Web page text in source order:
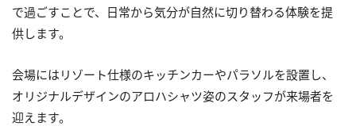
で過ごすことで、日常から気分が自然に切り替わる体験を提
供します。
会場にはリゾート仕様のキッチンカーやパラソルを設置し、
オリジナルデザインのアロハシャツ姿のスタッフが来場者を
迎えます。